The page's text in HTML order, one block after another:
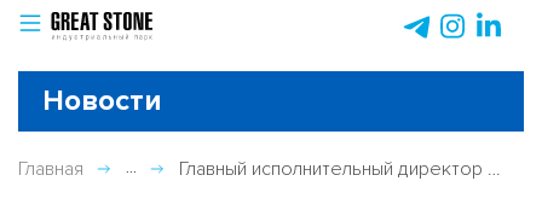
Новости
Главная Главный исполнительный директор Компании по развитию ...